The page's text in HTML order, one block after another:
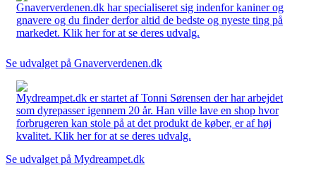
Gnaververdenen.dk har specialiseret sig indenfor kaniner og
gnavere og du finder derfor altid de bedste og nyeste ting på
markedet. Klik her for at se deres udvalg.
Se udvalget på Gnaververdenen.dk
Mydreampet.dk er startet af Tonni Sørensen der har arbejdet
som dyrepasser igennem 20 år. Han ville lave en shop hvor
forbrugeren kan stole på at det produkt de køber, er af høj
kvalitet. Klik her for at se deres udvalg.
Se udvalget på Mydreampet.dk